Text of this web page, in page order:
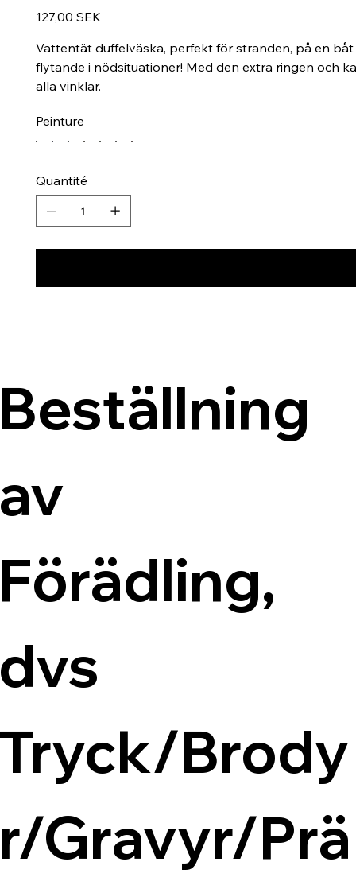
Prix
127,00 SEK
Vattentät duffelväska, perfekt för stranden, på en
flytande i nödsituationer! Med den extra ringen och
alla vinklar.
Peinture
Quantité
Brody
Gravyr/Prä